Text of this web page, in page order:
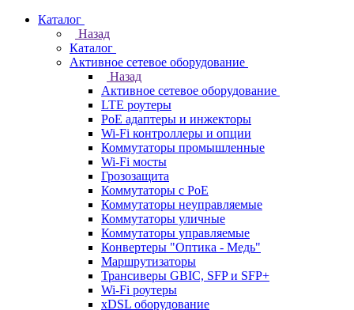
Каталог
Назад
Каталог
Активное сетевое оборудование
Назад
Активное сетевое оборудование
LTE роутеры
PoE адаптеры и инжекторы
Wi-Fi контроллеры и опции
Коммутаторы промышленные
Wi-Fi мосты
Грозозащита
Коммутаторы c PoE
Коммутаторы неуправляемые
Коммутаторы уличные
Коммутаторы управляемые
Конвертеры "Оптика - Медь"
Маршрутизаторы
Трансиверы GBIC, SFP и SFP+
Wi-Fi роутеры
xDSL оборудование